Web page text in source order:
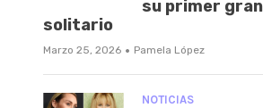
su primer
solitario
Marzo 25, 2026 · Pamela López
NOTICIAS